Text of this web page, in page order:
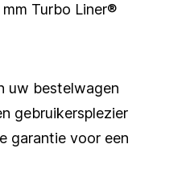
Turbo Liner®
uw bestelwagen
gebruikersplezier
garantie voor een